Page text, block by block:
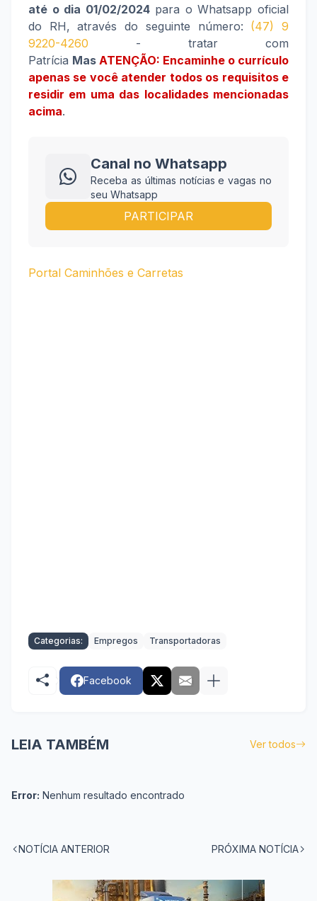
até o dia 01/02/2024para o Whatsapp oficial
do RH, através do seguinte número: (47) 9
9220-4260 - tratar com
Patrícia Mas ATENÇÃO: Encaminhe o currículo
apenas se você atender todos os requisitos e
residir em uma das localidades mencionadas
acima.
Canal no Whatsapp
Receba as últimas notícias e vagas no
seu Whatsapp
PARTICIPAR
Portal Caminhões e Carretas
Categorias: Empregos Transportadoras
Facebook
LEIA TAMBÉM Ver todos
Error: Nenhum resultado encontrado
NOTÍCIA ANTERIOR PRÓXIMA NOTÍCIA